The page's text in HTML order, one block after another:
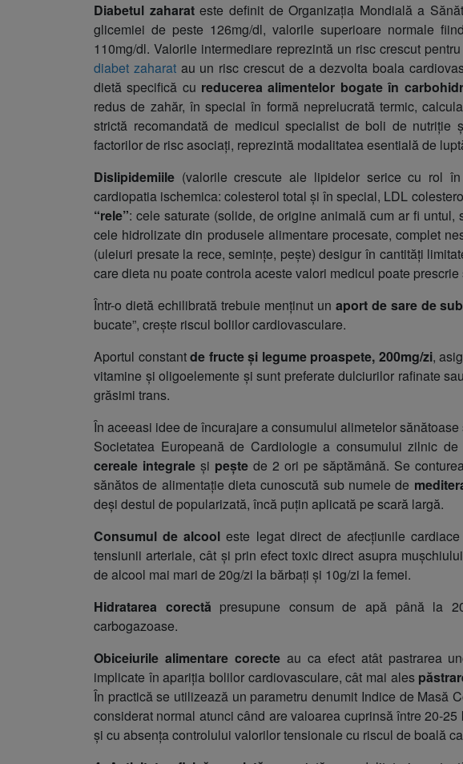
Diabetul zaharateste definit de Organizația Mondială a
glicemiei de peste 126mg/dl, valorile superioare normale
110mg/dl. Valorile intermediare reprezintă un risc crescut
diabet zaharatau un risc crescut de a dezvolta boala
dietă specifică cu reducerea alimentelor bogate în
redus de zahăr, în special în formă neprelucrată termic,
strictă recomandată de medicul specialist de boli de nutriție
factorilor de risc asociați, reprezintă modalitatea esentială de
Dislipidemiile (valorile crescute ale lipidelor serice cu rol
cardiopatia ischemica: colesterol total și în special, LDL
“rele”: cele saturate (solide, de origine animală cum ar fi
cele hidrolizate din produsele alimentare procesate, complet
(uleiuri presate la rece, semințe, pește) desigur în cantități
care dieta nu poate controla aceste valori medicul poate
Într-o dietă echilibrată trebuie menținut un aport de sare de
bucate”, crește riscul bolilor cardiovasculare.
Aportul constantde fructe și legume proaspete, 200mg/zi,
vitamine și oligoelemente și sunt preferate dulciurilor rafinate
grăsimi trans.
În aceeasi idee de încurajare a consumului alimetelor
Societatea Europeană de Cardiologie a consumului zilnic de
cereale integrale și pește de 2 ori pe săptămână. Se
sănătos de alimentație dieta cunoscută sub numele de
deși destul de popularizată, încă puțin aplicată pe scară largă.
Consumul de alcool este legat direct de afecțiunile
tensiunii arteriale, cât și prin efect toxic direct asupra
de alcool mai mari de 20g/zi la bărbați și 10g/zi la femei.
Hidratarea corectă presupune consum de apă până la
carbogazoase.
Obiceiurile alimentare corecteau ca efect atât pastrarea
implicate în apariția bolilor cardiovasculare, cât mai ales
În practică se utilizează un parametru denumit Indice de Masă
considerat normal atunci când are valoarea cuprinsă între 20-
și cu absența controlului valorilor tensionale cu riscul de boală